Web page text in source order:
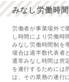
みなし労働時
労働者が事業場外で
し時間により労働時
みなし労働時間制を
場合は過半数代表者
通常みなし時間は所
を遂行するためには
は、その業務の遂行